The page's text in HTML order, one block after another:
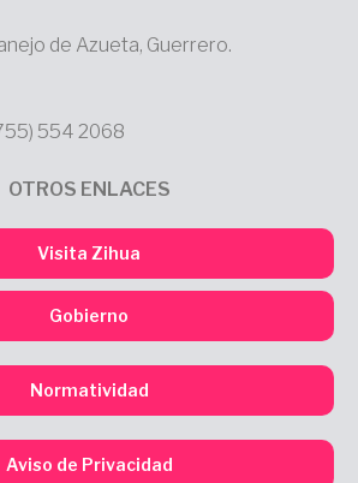
de Azueta, Guerrero.
554 2068
OTROS ENLACES
Visita Zihua
Gobierno
Normatividad
Aviso de Privacidad